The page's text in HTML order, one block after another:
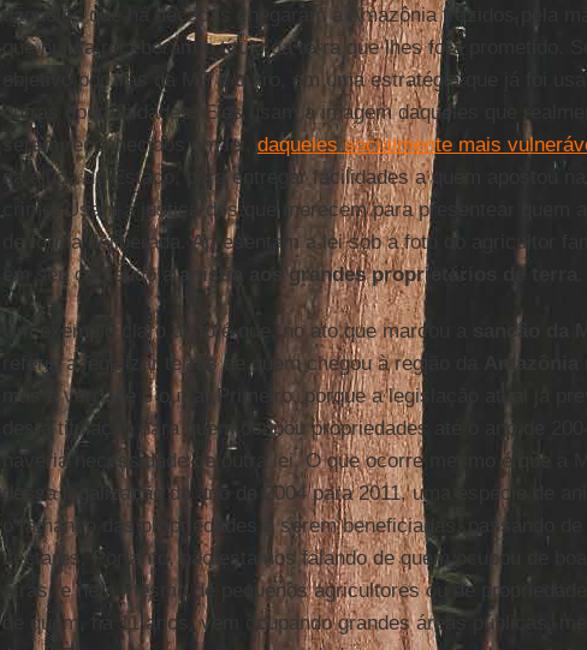
daqueles que há décadas chegaram à Amazônia trazidos pela
que nunca receberam o título da terra que lhes fora prometido.
objetivo por trás da MP é outro, em uma estratégia que já foi
outras oportunidades. Eles usam a imagem daqueles que
serem reconhecidos em lei, daqueles socialmente mais
da ajuda do Estado, para entregar facilidades a quem apostou
crime. Usam a justiça dos que merecem para presentear quem
de forma deliberada. Apresentam a lei sob a foto do agricultor
em seu conteúdo aanistia aos grandes proprietários de terra
Um exemplo claro disto é que, no ato que marcou a sanção da
referia a legalizar terras de quem chegou à região da
mas a verdade é outra. Primeiro, porque a legislação atual já
desta titulação para quem ocupou propriedades até o ano de
haveria necessidade de outra lei. O que ocorre mesmo é que a
dessa legalização do ano de 2004 para 2011, uma espécie de
o tamanho das propriedades a serem beneficiadas, passando
hectares. Portanto, não estamos falando de quem ocupou de
atrás, e nem mesmo de pequenos agricultores ou de
de quem, há 11 anos, vem ocupando grandes áreas públicas,